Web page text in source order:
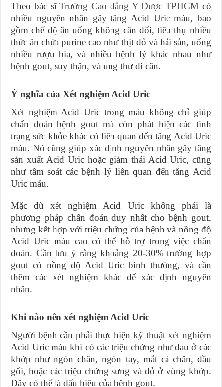
Theo bác sĩTrường Cao đẳng Y Dược TPHCM có
nhiều nguyên nhân gây tăng Acid Uric máu, bao
gồm chế độ ăn uống không cân đối, tiêu thụ nhiều
thức ăn chứa purine cao như thịt đỏ và hải sản, uống
nhiều rượu bia, và nhiều bệnh lý khác nhau như
bệnh gout, suy thận, và ung thư di căn.
Ý nghĩa của Xét nghiệm Acid Uric
Xét nghiệm Acid Uric trong máu không chỉ giúp
chẩn đoán bệnh gout mà còn phát hiện các tình
trạng sức khỏe khác có liên quan đến tăng Acid Uric
máu. Nó cũng giúp xác định nguyên nhân gây tăng
sản xuất Acid Uric hoặc giảm thải Acid Uric, cũng
như tầm soát các bệnh lý liên quan đến tăng Acid
Uric máu.
Mặc dù xét nghiệm Acid Uric không phải là
phương pháp chẩn đoán duy nhất cho bệnh gout,
nhưng kết hợp với triệu chứng của bệnh và nồng độ
Acid Uric máu cao có thể hỗ trợ trong việc chẩn
đoán. Cần lưu ý rằng khoảng 20-30% trường hợp
gout có nồng độ Acid Uric bình thường, và cần
thêm các xét nghiệm khác để xác định nguyên
nhân.
Khi nào nên xét nghiệm Acid Uric
Người bệnh cần phải thực hiệnkỹ thuật xét nghiệm
Acid Uric máu khi có các triệu chứng như đau ở các
khớp như ngón chân, ngón tay, mắt cá chân, đầu
gối, hoặc các triệu chứng sưng và đỏ ở vùng khớp.
Đây có thể là dấu hiệu của bệnh gout.